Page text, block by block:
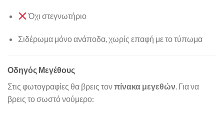
Όχι στεγνωτήριο
Σιδέρωμα μόνο ανάποδα, χωρίς επαφή με το τύπωμα
Οδηγός Μεγέθους
Στις φωτογραφίες θα βρεις τονπίνακα μεγεθών . Για να
βρεις το σωστό νούμερο: